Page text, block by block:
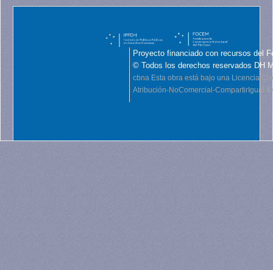
Proyecto financiado con recursos del
© Todos los derechos reservados DH
cbna Esta obra está bajo una Licencia
Atribución-NoComercial-CompartirIgual